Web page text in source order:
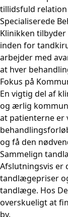
tillidsfuld relation
Specialiserede
Klinikken
inden for
arbejder med
at hver
Fokus på
En vigtig del af
og ærlig
at patienterne er
og få den
Sammelign
Afslutningsvis er
tandlægepriser
tandlæge. Hos
overskueligt at
by.